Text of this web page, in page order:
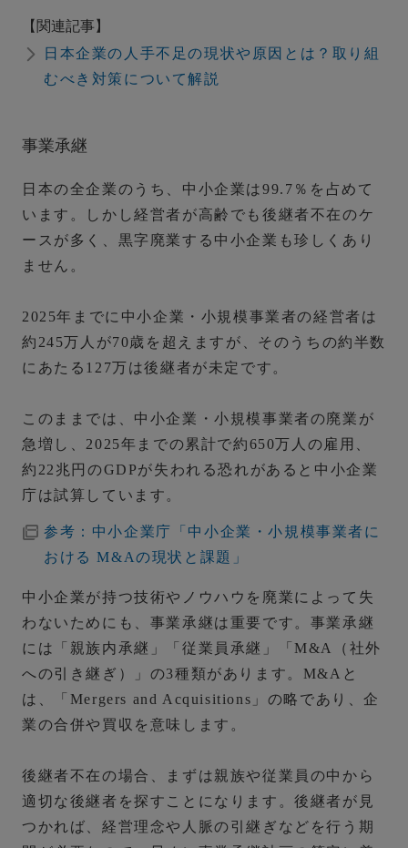
【関連記事】
日本企業の人手不足の現状や原因とは？取り組
むべき対策について解説
事業承継
日本の全企業のうち、中小企業は99.7％を占めて
います。しかし経営者が高齢でも後継者不在のケ
ースが多く、黒字廃業する中小企業も珍しくあり
ません。
2025年までに中小企業・小規模事業者の経営者は
約245万人が70歳を超えますが、そのうちの約半数
にあたる127万は後継者が未定です。
このままでは、中小企業・小規模事業者の廃業が
急増し、2025年までの累計で約650万人の雇用、
約22兆円のGDPが失われる恐れがあると中小企業
庁は試算しています。
参考：中小企業庁「中小企業・小規模事業者に
おける M&Aの現状と課題」
中小企業が持つ技術やノウハウを廃業によって失
わないためにも、事業承継は重要です。事業承継
には「親族内承継」「従業員承継」「M&A（社外
への引き継ぎ）」の3種類があります。M&Aと
は、「Mergers and Acquisitions」の略であり、企
業の合併や買収を意味します。
後継者不在の場合、まずは親族や従業員の中から
適切な後継者を探すことになります。後継者が見
つかれば、経営理念や人脈の引継ぎなどを行う期